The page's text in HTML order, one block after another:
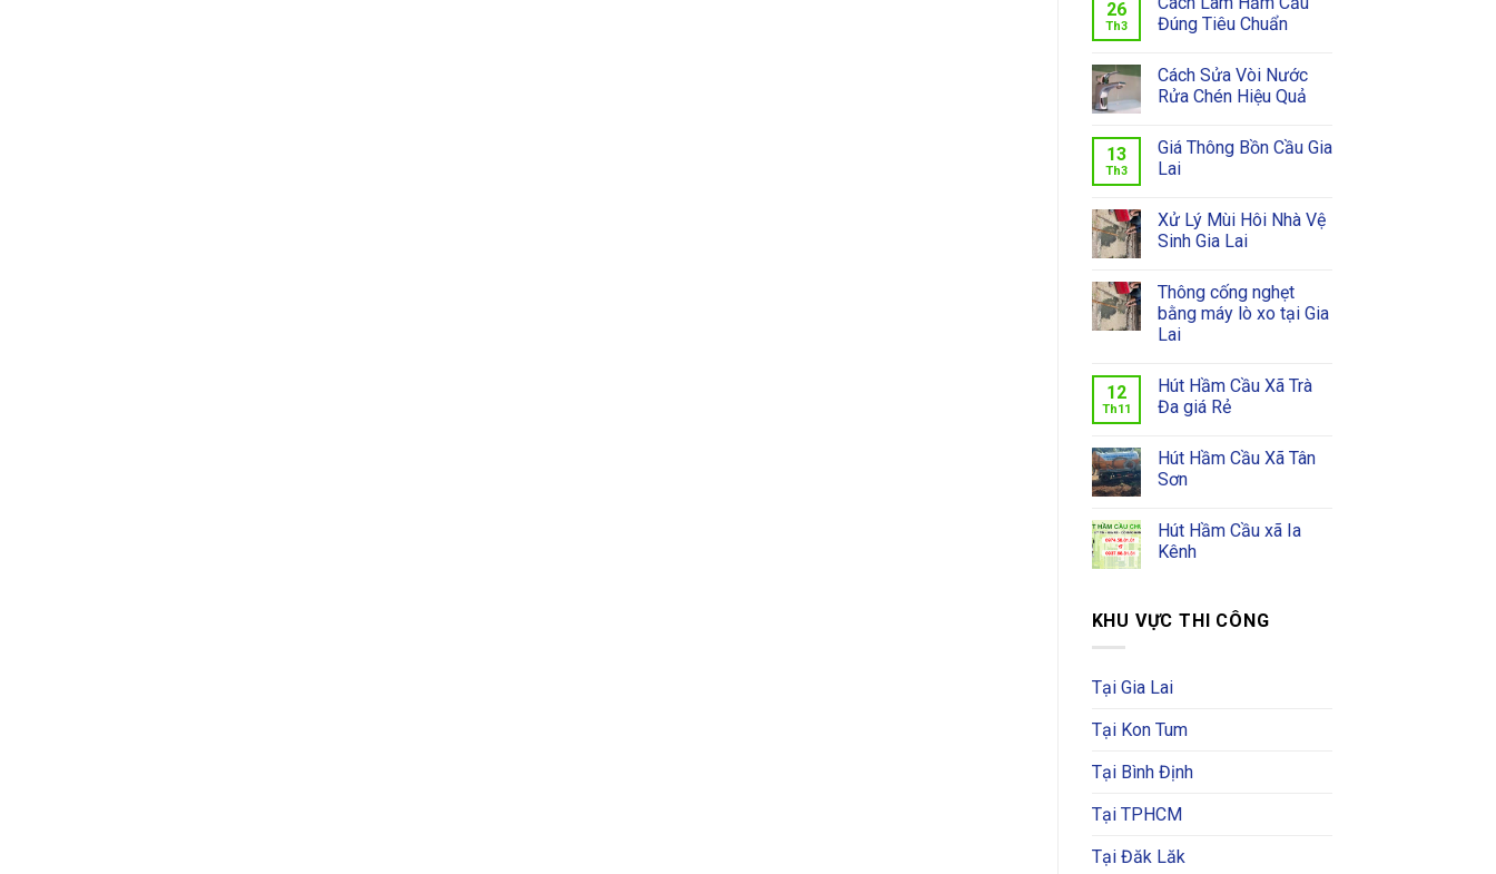
26
Th3
Đúng Tiêu Chuẩn
Cách Sửa Vòi Nước
Rửa Chén Hiệu Quả
13
Th3
Giá Thông Bồn Cầu Gia
Lai
Xử Lý Mùi Hôi Nhà Vệ
Sinh Gia Lai
Thông cống nghẹt
bằng máy lò xo tại Gia
Lai
12
Th11
Hút Hầm Cầu Xã Trà
Đa giá Rẻ
Hút Hầm Cầu Xã Tân
Sơn
Hút Hầm Cầu xã Ia
Kênh
KHU VỰC THI CÔNG
Tại Gia Lai
Tại Kon Tum
Tại Bình Định
Tại TPHCM
Tại Đăk Lăk